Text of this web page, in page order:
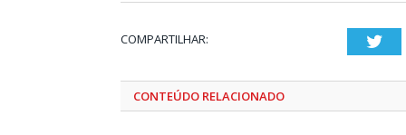
COMPARTILHAR:
CONTEÚDO RELACIONADO